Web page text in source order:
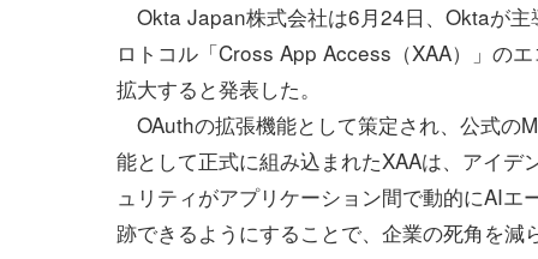
Okta Japan株式会社は6月24日、Oktaが主
ロトコル「Cross App Access（XAA）」の
拡大すると発表した。
OAuthの拡張機能として策定され、公式の
能として正式に組み込まれたXAAは、アイデ
ュリティがアプリケーション間で動的にAIエ
跡できるようにすることで、企業の死角を減